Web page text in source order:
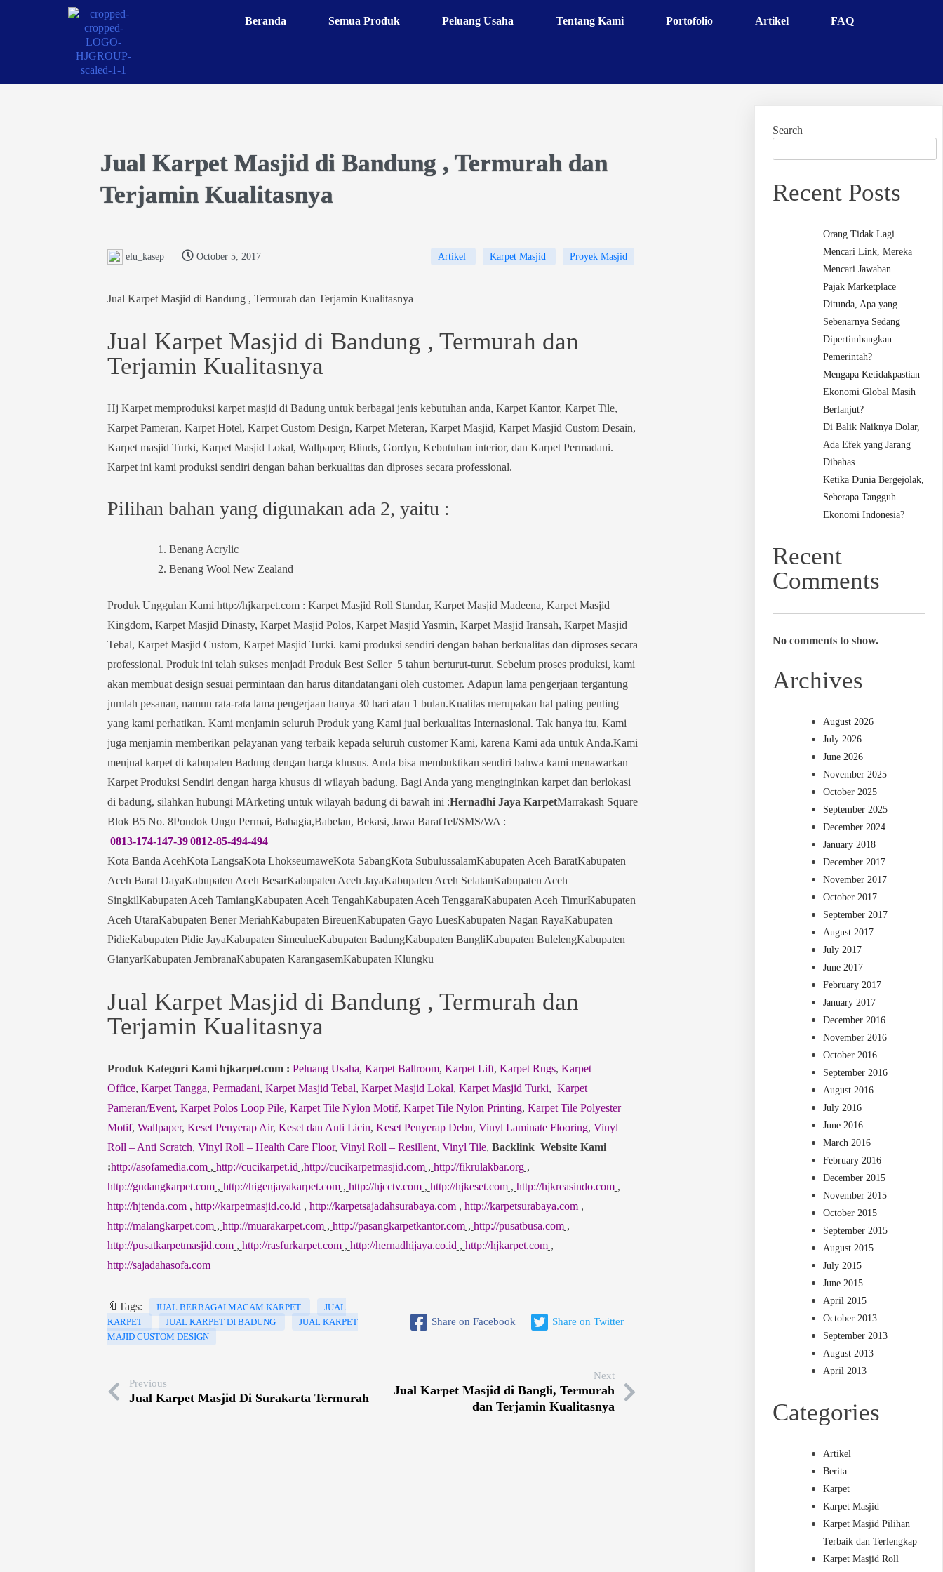
Beranda Semua Produk Peluang Usaha Tentang Kami Portofolio Artikel FAQ
Jual Karpet Masjid di Bandung , Termurah dan
Terjamin Kualitasnya
elu_kasep October 5, 2017 Artikel Karpet Masjid Proyek Masjid
Jual Karpet Masjid di Bandung , Termurah dan Terjamin Kualitasnya
Jual Karpet Masjid di Bandung , Termurah dan
Terjamin Kualitasnya
Hj Karpet memproduksi karpet masjid di Badung untuk berbagai jenis kebutuhan anda, Karpet Kantor, Karpet Tile,
Karpet Pameran, Karpet Hotel, Karpet Custom Design, Karpet Meteran, Karpet Masjid, Karpet Masjid Custom Desain,
Karpet masjid Turki, Karpet Masjid Lokal, Wallpaper, Blinds, Gordyn, Kebutuhan interior, dan Karpet Permadani.
Karpet ini kami produksi sendiri dengan bahan berkualitas dan diproses secara professional.
Pilihan bahan yang digunakan ada 2, yaitu :
Benang Acrylic
Benang Wool New Zealand
Produk Unggulan Kami http://hjkarpet.com : Karpet Masjid Roll Standar, Karpet Masjid Madeena, Karpet Masjid
Kingdom, Karpet Masjid Dinasty, Karpet Masjid Polos, Karpet Masjid Yasmin, Karpet Masjid Iransah, Karpet Masjid
Tebal, Karpet Masjid Custom, Karpet Masjid Turki. kami produksi sendiri dengan bahan berkualitas dan diproses secara
professional. Produk ini telah sukses menjadi Produk Best Seller 5 tahun berturut-turut. Sebelum proses produksi, kami
akan membuat design sesuai permintaan dan harus ditandatangani oleh customer. Adapun lama pengerjaan tergantung
jumlah pesanan, namun rata-rata lama pengerjaan hanya 30 hari atau 1 bulan.Kualitas merupakan hal paling penting
yang kami perhatikan. Kami menjamin seluruh Produk yang Kami jual berkualitas Internasional. Tak hanya itu, Kami
juga menjamin memberikan pelayanan yang terbaik kepada seluruh customer Kami, karena Kami ada untuk Anda.Kami
menjual karpet di kabupaten Badung dengan harga khusus. Anda bisa membuktikan sendiri bahwa kami menawarkan
Karpet Produksi Sendiri dengan harga khusus di wilayah badung. Bagi Anda yang menginginkan karpet dan berlokasi
di badung, silahkan hubungi MArketing untuk wilayah badung di bawah ini :Hernadhi Jaya KarpetMarrakash Square
Blok B5 No. 8Pondok Ungu Permai, Bahagia,Babelan, Bekasi, Jawa BaratTel/SMS/WA :
0813-174-147-39|0812-85-494-494
Kota Banda AcehKota LangsaKota LhokseumaweKota SabangKota SubulussalamKabupaten Aceh BaratKabupaten
Aceh Barat DayaKabupaten Aceh BesarKabupaten Aceh JayaKabupaten Aceh SelatanKabupaten Aceh
SingkilKabupaten Aceh TamiangKabupaten Aceh TengahKabupaten Aceh TenggaraKabupaten Aceh TimurKabupaten
Aceh UtaraKabupaten Bener MeriahKabupaten BireuenKabupaten Gayo LuesKabupaten Nagan RayaKabupaten
PidieKabupaten Pidie JayaKabupaten SimeulueKabupaten BadungKabupaten BangliKabupaten BulelengKabupaten
GianyarKabupaten JembranaKabupaten KarangasemKabupaten Klungku
Jual Karpet Masjid di Bandung , Termurah dan
Terjamin Kualitasnya
Produk Kategori Kami hjkarpet.com : Peluang Usaha, Karpet Ballroom, Karpet Lift, Karpet Rugs, Karpet
Office, Karpet Tangga, Permadani, Karpet Masjid Tebal, Karpet Masjid Lokal, Karpet Masjid Turki, Karpet
Pameran/Event, Karpet Polos Loop Pile, Karpet Tile Nylon Motif, Karpet Tile Nylon Printing, Karpet Tile Polyester
Motif, Wallpaper, Keset Penyerap Air, Keset dan Anti Licin, Keset Penyerap Debu, Vinyl Laminate Flooring, Vinyl
Roll – Anti Scratch, Vinyl Roll – Health Care Floor, Vinyl Roll – Resillent, Vinyl Tile, Backlink Website Kami
:http://asofamedia.com, http://cucikarpet.id ,http://cucikarpetmasjid.com, http://fikrulakbar.org,
http://gudangkarpet.com, http://higenjayakarpet.com, http://hjcctv.com, http://hjkeset.com, http://hjkreasindo.com,
http://hjtenda.com, http://karpetmasjid.co.id , http://karpetsajadahsurabaya.com, http://karpetsurabaya.com,
http://malangkarpet.com, http://muarakarpet.com, http://pasangkarpetkantor.com, http://pusatbusa.com,
http://pusatkarpetmasjid.com, http://rasfurkarpet.com, http://hernadhijaya.co.id , http://hjkarpet.com,
http://sajadahasofa.com
🔖Tags: JUAL BERBAGAI MACAM KARPET
JUAL
KARPET
JUAL KARPET DI BADUNG
JUAL KARPET
MAJID CUSTOM DESIGN
Share on Facebook Share on Twitter
Previous
Jual Karpet Masjid Di Surakarta Termurah
Next
Jual Karpet Masjid di Bangli, Termurah
dan Terjamin Kualitasnya
Search
Recent Posts
Orang Tidak Lagi
Mencari Link, Mereka
Mencari Jawaban
Pajak Marketplace
Ditunda, Apa yang
Sebenarnya Sedang
Dipertimbangkan
Pemerintah?
Mengapa Ketidakpastian
Ekonomi Global Masih
Berlanjut?
Di Balik Naiknya Dolar,
Ada Efek yang Jarang
Dibahas
Ketika Dunia Bergejolak,
Seberapa Tangguh
Ekonomi Indonesia?
Recent
Comments
No comments to show.
Archives
August 2026
July 2026
June 2026
November 2025
October 2025
September 2025
December 2024
January 2018
December 2017
November 2017
October 2017
September 2017
August 2017
July 2017
June 2017
February 2017
January 2017
December 2016
November 2016
October 2016
September 2016
August 2016
July 2016
June 2016
March 2016
February 2016
December 2015
November 2015
October 2015
September 2015
August 2015
July 2015
June 2015
April 2015
October 2013
September 2013
August 2013
April 2013
Categories
Artikel
Berita
Karpet
Karpet Masjid
Karpet Masjid Pilihan
Terbaik dan Terlengkap
Karpet Masjid Roll